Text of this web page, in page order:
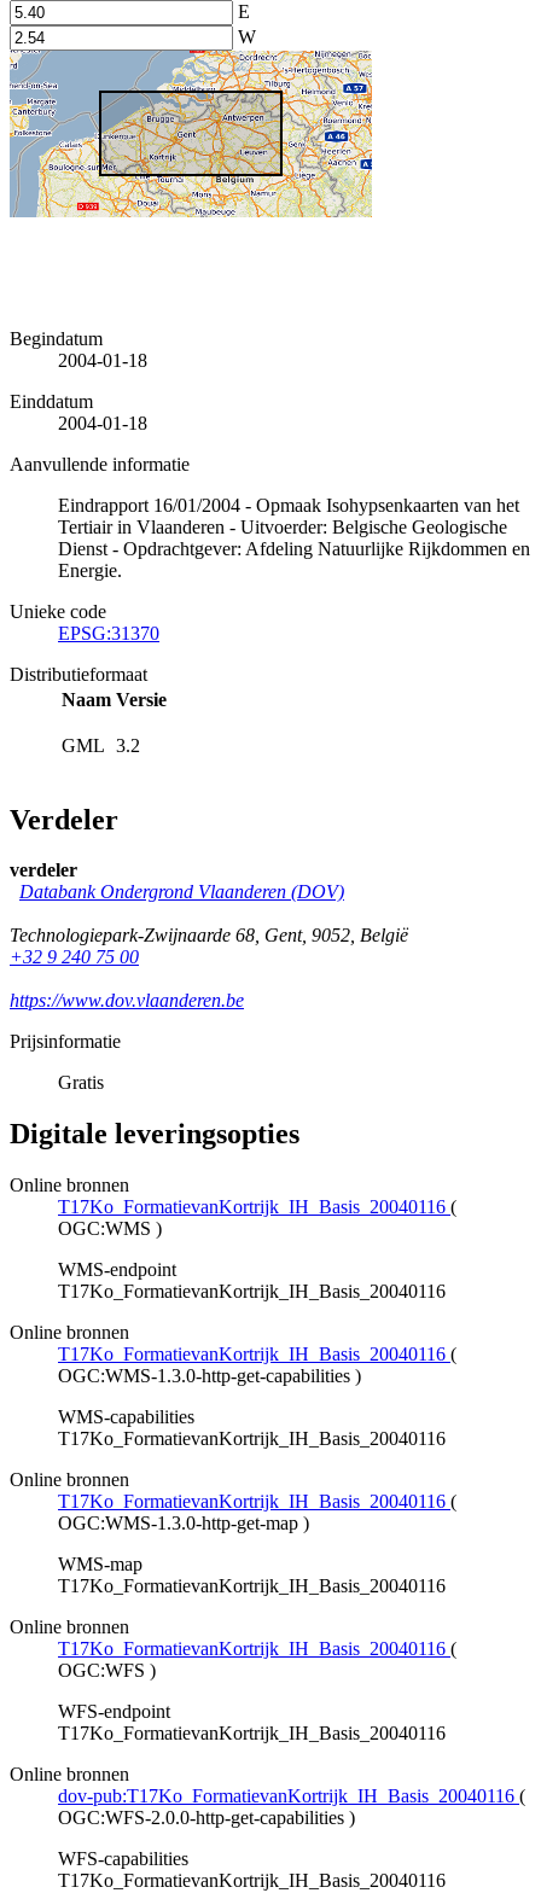
E
W
Begindatum
2004-01-18
Einddatum
2004-01-18
Aanvullende informatie
Eindrapport 16/01/2004 - Opmaak Isohypsenkaarten van het
Tertiair in Vlaanderen - Uitvoerder: Belgische Geologische
Dienst - Opdrachtgever: Afdeling Natuurlijke Rijkdommen en
Energie.
Unieke code
EPSG:31370
Distributieformaat
Naam Versie
GML 3.2
Verdeler
verdeler
Databank Ondergrond Vlaanderen (DOV)
Technologiepark-Zwijnaarde 68, Gent, 9052, België
+32 9 240 75 00
https://www.dov.vlaanderen.be
Prijsinformatie
Gratis
Digitale leveringsopties
Online bronnen
T17Ko_FormatievanKortrijk_IH_Basis_20040116 (
OGC:WMS )
WMS-endpoint
T17Ko_FormatievanKortrijk_IH_Basis_20040116
Online bronnen
T17Ko_FormatievanKortrijk_IH_Basis_20040116 (
OGC:WMS-1.3.0-http-get-capabilities )
WMS-capabilities
T17Ko_FormatievanKortrijk_IH_Basis_20040116
Online bronnen
T17Ko_FormatievanKortrijk_IH_Basis_20040116 (
OGC:WMS-1.3.0-http-get-map )
WMS-map
T17Ko_FormatievanKortrijk_IH_Basis_20040116
Online bronnen
T17Ko_FormatievanKortrijk_IH_Basis_20040116 (
OGC:WFS )
WFS-endpoint
T17Ko_FormatievanKortrijk_IH_Basis_20040116
Online bronnen
dov-pub:T17Ko_FormatievanKortrijk_IH_Basis_20040116 (
OGC:WFS-2.0.0-http-get-capabilities )
WFS-capabilities
T17Ko_FormatievanKortrijk_IH_Basis_20040116